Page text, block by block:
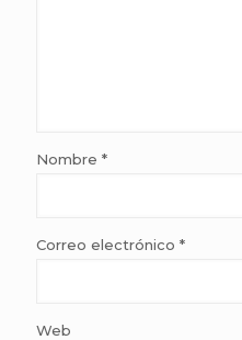
Nombre *
Correo electrónico *
Web